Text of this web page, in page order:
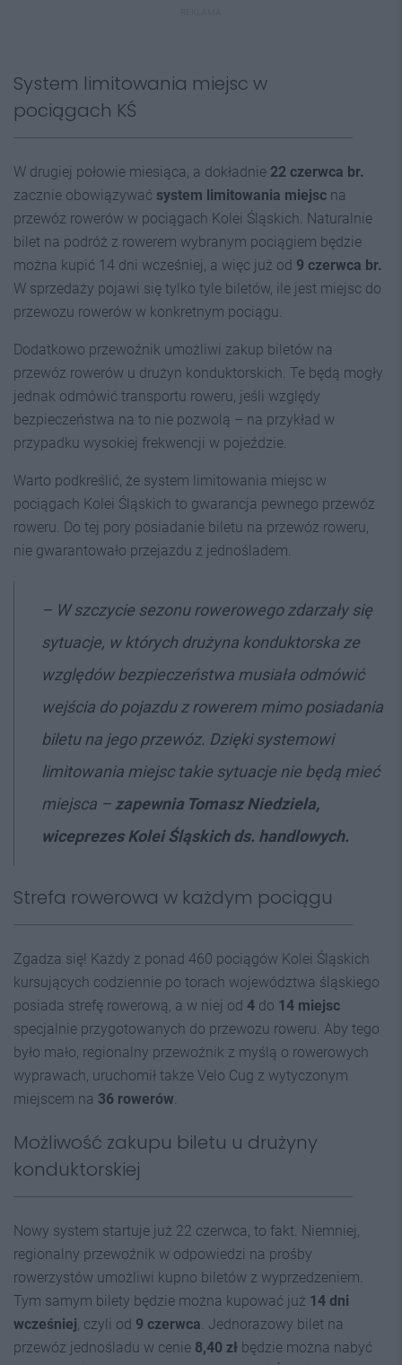
System limitowania miejsc w
pociągach KŚ
W drugiej połowie miesiąca, a dokładnie 22 czerwca br.
zacznie obowiązywać system limitowania miejsc na
przewóz rowerów w pociągach Kolei Śląskich. Naturalnie
bilet na podróż z rowerem wybranym pociągiem będzie
można kupić 14 dni wcześniej, a więc już od 9 czerwca br.
W sprzedaży pojawi się tylko tyle biletów, ile jest miejsc do
przewozu rowerów w konkretnym pociągu.
Dodatkowo przewoźnik umożliwi zakup biletów na
przewóz rowerów u drużyn konduktorskich. Te będą mogły
jednak odmówić transportu roweru, jeśli względy
bezpieczeństwa na to nie pozwolą – na przykład w
przypadku wysokiej frekwencji w pojeździe.
Warto podkreślić, że system limitowania miejsc w
pociągach Kolei Śląskich to gwarancja pewnego przewóz
roweru. Do tej pory posiadanie biletu na przewóz roweru,
nie gwarantowało przejazdu z jednośladem.
– W szczycie sezonu rowerowego zdarzały się
sytuacje, w których drużyna konduktorska ze
względów bezpieczeństwa musiała odmówić
wejścia do pojazdu z rowerem mimo posiadania
biletu na jego przewóz. Dzięki systemowi
limitowania miejsc takie sytuacje nie będą mieć
miejsca – zapewnia Tomasz Niedziela,
wiceprezes Kolei Śląskich ds. handlowych.
Strefa rowerowa w każdym pociągu
Zgadza się! Każdy z ponad 460 pociągów Kolei Śląskich
kursujących codziennie po torach województwa śląskiego
posiada strefę rowerową, a w niej od 4 do 14 miejsc
specjalnie przygotowanych do przewozu roweru. Aby tego
było mało, regionalny przewoźnik z myślą o rowerowych
wyprawach, uruchomił także Velo Cug z wytyczonym
miejscem na 36 rowerów
Możliwość zakupu biletu u drużyny
konduktorskiej
Nowy system startuje już 22 czerwca, to fakt. Niemniej,
regionalny przewoźnik w odpowiedzi na prośby
rowerzystów umożliwi kupno biletów z wyprzedzeniem.
Tym samym bilety będzie można kupować już 14 dni
wcześniej , czyli od 9 czerwca . Jednorazowy bilet na
przewóz jednośladu w cenie 8,40 zł będzie można nabyć